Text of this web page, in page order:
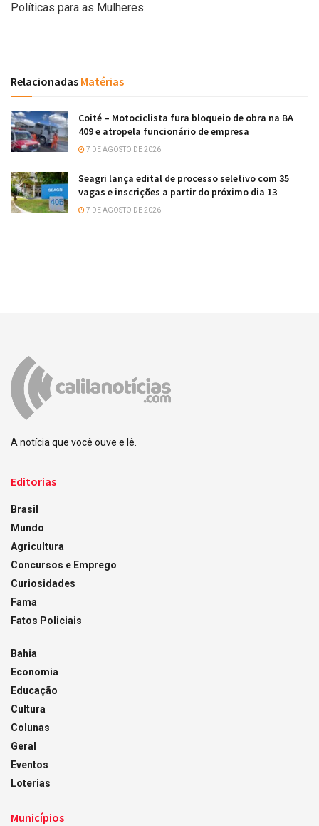
Políticas para as Mulheres.
Relacionadas Matérias
Coité – Motociclista fura bloqueio de obra na BA
409 e atropela funcionário de empresa
7 DE AGOSTO DE 2026
Seagri lança edital de processo seletivo com 35
vagas e inscrições a partir do próximo dia 13
7 DE AGOSTO DE 2026
A notícia que você ouve e lê.
Editorias
Brasil
Mundo
Agricultura
Concursos e Emprego
Curiosidades
Fama
Fatos Policiais
Bahia
Economia
Educação
Cultura
Colunas
Geral
Eventos
Loterias
Municípios